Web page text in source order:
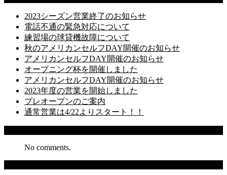
2023シーズン営業終了のお知らせ
電話不通の緊急対応について
練習場の球貸機故障について
秋のアメリカンセルフDAY開催のお知らせ
アメリカンセルフDAY開催のお知らせ
オープニング杯を開催しました
アメリカンセルフDAY開催のお知らせ
2023年度の営業を開始しました
プレオープンのご案内
通常営業は4/22よりスタート！！
No comments.